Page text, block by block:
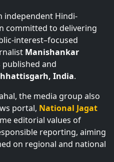
independent Hindi-
committed to delivering
interest–focused
Manishankar
and
India.
the media group also
portal, National Jagat
editorial values of
reporting, aiming
on regional and national